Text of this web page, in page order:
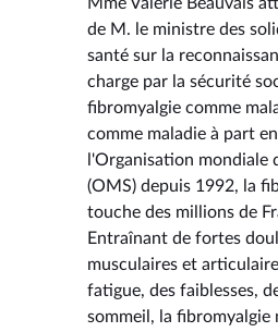
de M. le ministre des
santé sur la
charge par la sécurité
fibromyalgie comme
comme maladie à part
l'Organisation mondiale
(OMS) depuis 1992, la
touche des millions de
Entraînant de fortes
musculaires et
fatigue, des faiblesses,
sommeil, la fibromyalgie